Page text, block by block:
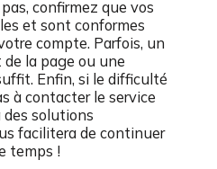
confirmez que vos
et sont conformes
compte. Parfois, un
la page ou une
Enfin, si le difficulté
à contacter le service
solutions
facilitera de continuer
temps !